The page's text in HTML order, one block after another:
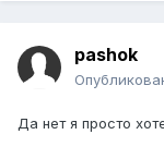
pashok
Да нет я просто